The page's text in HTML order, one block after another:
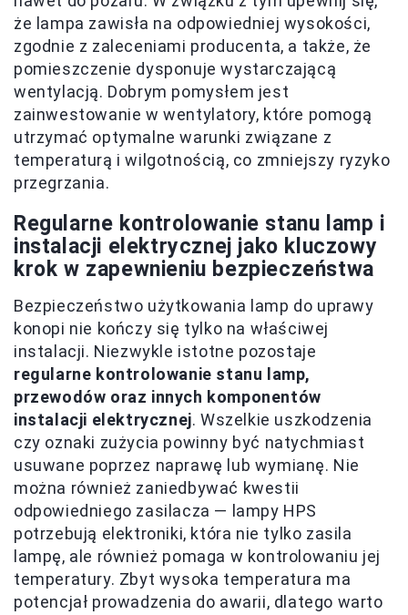
że lampa zawisła na odpowiedniej wysokości,
zgodnie z zaleceniami producenta, a także, że
pomieszczenie dysponuje wystarczającą
wentylacją. Dobrym pomysłem jest
zainwestowanie w wentylatory, które pomogą
utrzymać optymalne warunki związane z
temperaturą i wilgotnością, co zmniejszy ryzyko
przegrzania.
Regularne kontrolowanie stanu lamp i
instalacji elektrycznej jako kluczowy
krok w zapewnieniu bezpieczeństwa
Bezpieczeństwo użytkowania lamp do uprawy
konopi nie kończy się tylko na właściwej
instalacji. Niezwykle istotne pozostaje
regularne kontrolowanie stanu lamp,
przewodów oraz innych komponentów
instalacji elektrycznej. Wszelkie uszkodzenia
czy oznaki zużycia powinny być natychmiast
usuwane poprzez naprawę lub wymianę. Nie
można również zaniedbywać kwestii
odpowiedniego zasilacza — lampy HPS
potrzebują elektroniki, która nie tylko zasila
lampę, ale również pomaga w kontrolowaniu jej
temperatury. Zbyt wysoka temperatura ma
potencjał prowadzenia do awarii, dlatego warto